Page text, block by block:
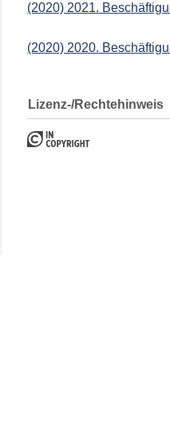
(2020) 2021.
(2020) 2020.
Lizenz-/Rechtehinweis